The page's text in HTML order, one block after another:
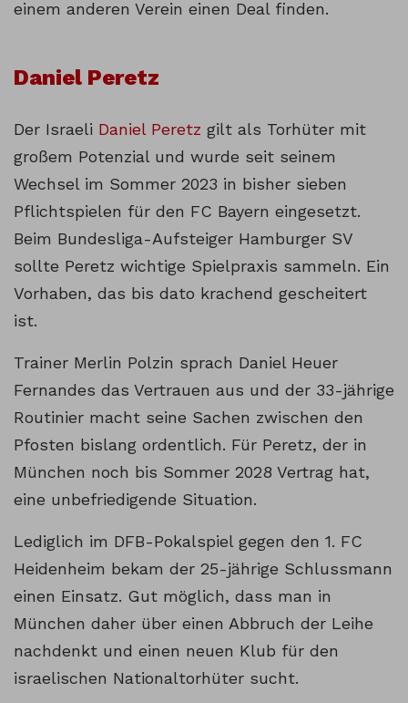
einem anderen Verein einen Deal finden.
Daniel Peretz
Der Israeli Daniel Peretz gilt als Torhüter mit
großem Potenzial und wurde seit seinem
Wechsel im Sommer 2023 in bisher sieben
Pflichtspielen für den FC Bayern eingesetzt.
Beim Bundesliga-Aufsteiger Hamburger SV
sollte Peretz wichtige Spielpraxis sammeln. Ein
Vorhaben, das bis dato krachend gescheitert
ist.
Trainer Merlin Polzin sprach Daniel Heuer
Fernandes das Vertrauen aus und der 33-jährige
Routinier macht seine Sachen zwischen den
Pfosten bislang ordentlich. Für Peretz, der in
München noch bis Sommer 2028 Vertrag hat,
eine unbefriedigende Situation.
Lediglich im DFB-Pokalspiel gegen den 1. FC
Heidenheim bekam der 25-jährige Schlussmann
einen Einsatz. Gut möglich, dass man in
München daher über einen Abbruch der Leihe
nachdenkt und einen neuen Klub für den
israelischen Nationaltorhüter sucht.